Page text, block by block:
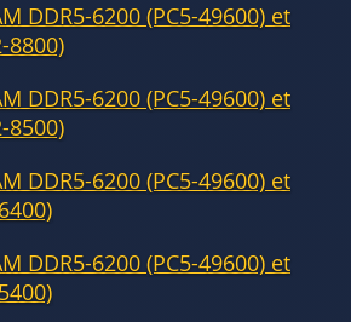
DDR5-6200 (PC5-49600) et
8800)
DDR5-6200 (PC5-49600) et
8500)
DDR5-6200 (PC5-49600) et
DDR5-6200 (PC5-49600) et